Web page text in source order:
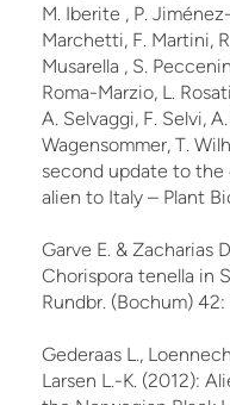
M. Iberite , P.
Marchetti, F. Martini,
Musarella , S.
Roma-Marzio, L.
A. Selvaggi, F. Selvi,
Wagensommer, T.
second update to the
alien to Italy – Plant
Garve E. & Zacharias
Chorispora tenella in
Rundbr. (Bochum) 42:
Gederaas L.,
Larsen L.-K. (2012):